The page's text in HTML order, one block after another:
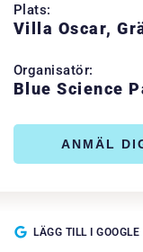
Plats:
Villa Oscar,
Organisatör:
Blue Science
ANMÄL
LÄGG TILL I GOOGLE